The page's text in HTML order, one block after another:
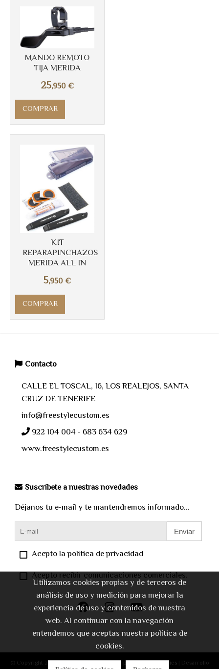
MANDO REMOTO
TIJA MERIDA
25,950 €
COMPRAR
KIT
REPARAPINCHAZOS
MERIDA ALL IN
5,950 €
COMPRAR
Contacto
CALLE EL TOSCAL, 16, LOS REALEJOS, SANTA
CRUZ DE TENERIFE
info@freestylecustom.es
922 104 004 - 683 634 629
www.freestylecustom.es
Suscríbete a nuestras novedades
Déjanos tu e-mail y te mantendremos informado...
Enviar
Acepto la política de privacidad
Acepto recibir comunicaciones comerciales.
© Copyright 2026 |Aviso legal|Política de privacidad|Cookies| Desarrollo
Utilizamos cookies propias y de terceros de
análisis de uso y medición para mejorar la
experiencia de uso y contenidos de nuestra
web. Al continuar con la navegación
entendemos que aceptas nuestra política de
cookies.